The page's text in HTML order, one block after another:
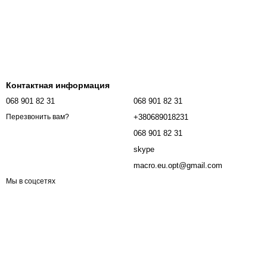
Контактная информация
068 901 82 31
Перезвонить вам?
068 901 82 31
+380689018231
068 901 82 31
skype
macro.eu.opt@gmail.com
Мы в соцсетях